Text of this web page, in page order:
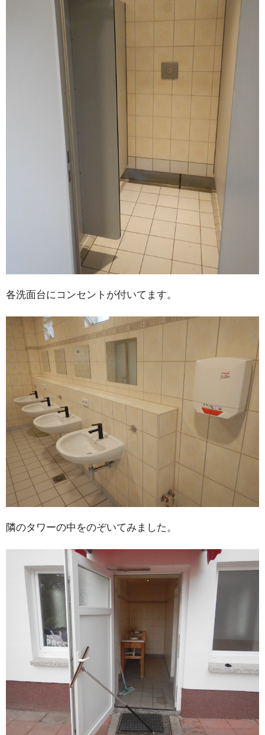
各洗面台にコンセントが付いてます。
隣のタワーの中をのぞいてみました。